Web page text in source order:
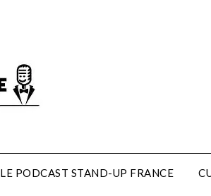
LE PODCAST STAND-UP FRANCE